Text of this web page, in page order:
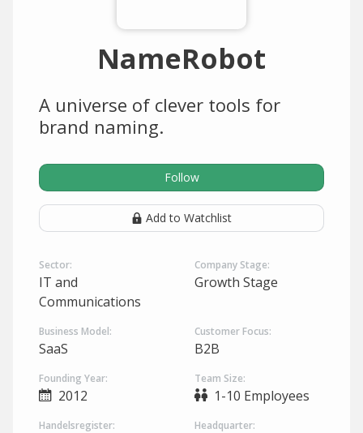
NameRobot
A universe of clever tools for
brand naming.
Follow
Add to Watchlist
Sector:
IT and
Communications
Company Stage:
Growth Stage
Business Model:
SaaS
Customer Focus:
B2B
Founding Year:
2012
Team Size:
1-10 Employees
Handelsregister: Headquarter: